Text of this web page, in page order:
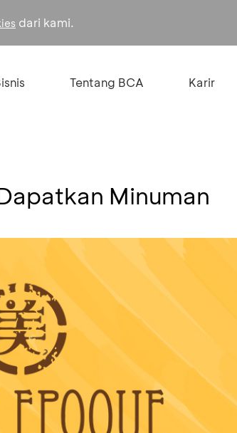
dari kami.
Tentang BCA Karir
Minuman